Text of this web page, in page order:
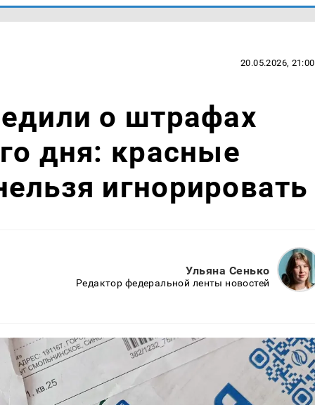
20.05.2026, 21:00
о штрафах
дня: красные
игнорировать
Ульяна Сенько
Редактор федеральной ленты новостей